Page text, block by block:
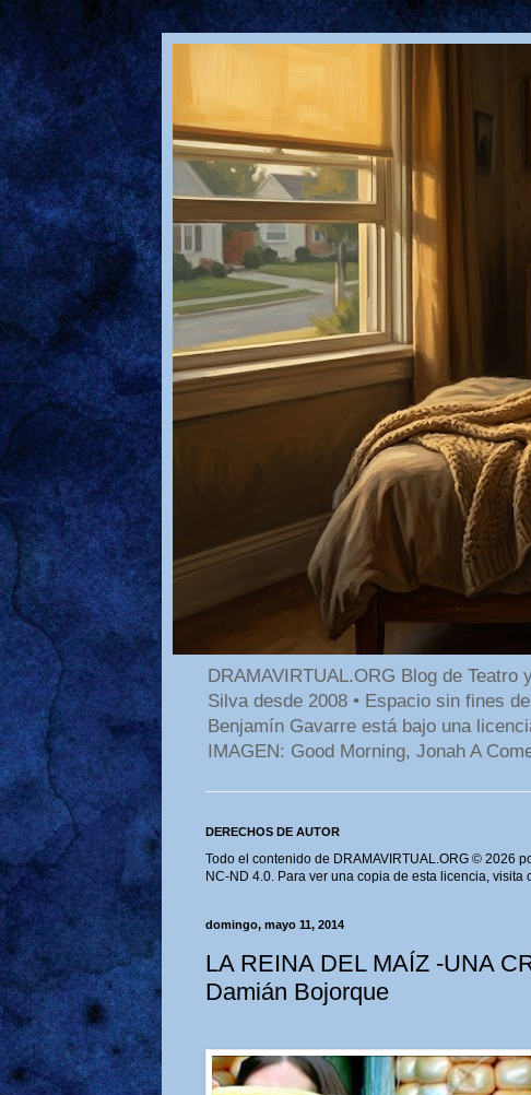
DRAMAVIRTUAL.ORG Blog de
Silva desde 2008 • Espacio sin fines
Benjamín Gavarre está bajo una
IMAGEN: Good Morning, Jonah A
DERECHOS DE AUTOR
Todo el contenido de DRAMAVIRTUAL.ORG © 2026
NC-ND 4.0. Para ver una copia de esta licencia, visita
domingo, mayo 11, 2014
LA REINA DEL MAÍZ -UNA
Damián Bojorque